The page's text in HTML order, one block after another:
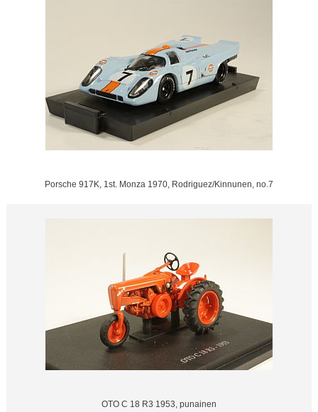
Porsche 917K, 1st. Monza 1970, Rodriguez/Kinnunen, no.7
OTO C 18 R3 1953, punainen